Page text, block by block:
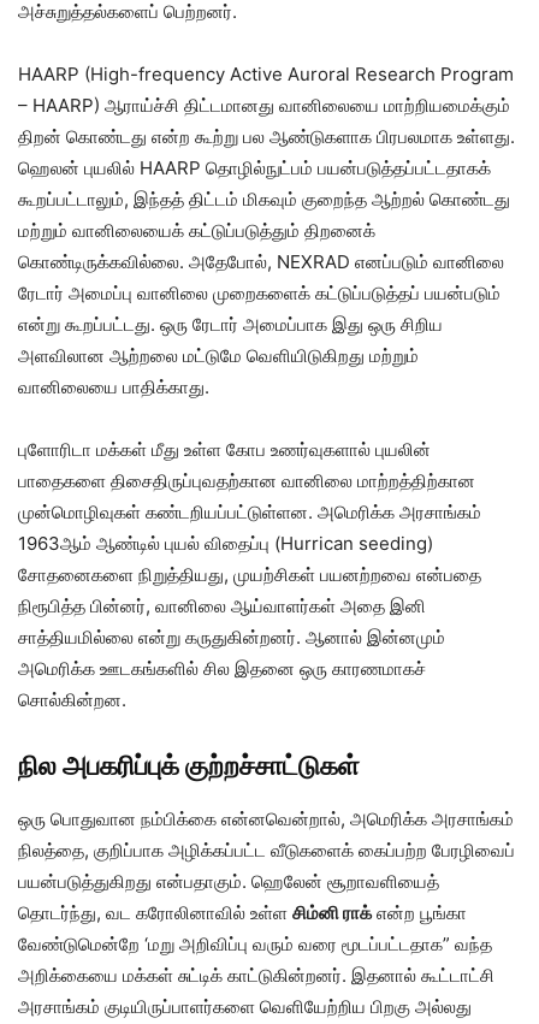
அச்சுறுத்தல்களைப் பெற்றனர்.
HAARP (High-frequency Active Auroral Research Program
– HAARP) ஆராய்ச்சி திட்டமானது வானிலையை மாற்றியமைக்கும்
திறன் கொண்டது என்ற கூற்று பல ஆண்டுகளாக பிரபலமாக உள்ளது.
ஹெலன் புயலில் HAARP தொழில்நுட்பம் பயன்படுத்தப்பட்டதாகக்
கூறப்பட்டாலும், இந்தத் திட்டம் மிகவும் குறைந்த ஆற்றல் கொண்டது
மற்றும் வானிலையைக் கட்டுப்படுத்தும் திறனைக்
கொண்டிருக்கவில்லை. அதேபோல், NEXRAD எனப்படும் வானிலை
ரேடார் அமைப்பு வானிலை முறைகளைக் கட்டுப்படுத்தப் பயன்படும்
என்று கூறப்பட்டது. ஒரு ரேடார் அமைப்பாக இது ஒரு சிறிய
அளவிலான ஆற்றலை மட்டுமே வெளியிடுகிறது மற்றும்
வானிலையை பாதிக்காது.
புளோரிடா மக்கள் மீது உள்ள கோப உணர்வுகளால் புயலின்
பாதைகளை திசைதிருப்புவதற்கான வானிலை மாற்றத்திற்கான
முன்மொழிவுகள் கண்டறியப்பட்டுள்ளன. அமெரிக்க அரசாங்கம்
1963ஆம் ஆண்டில் புயல் விதைப்பு (Hurrican seeding)
சோதனைகளை நிறுத்தியது, முயற்சிகள் பயனற்றவை என்பதை
நிரூபித்த பின்னர், வானிலை ஆய்வாளர்கள் அதை இனி
சாத்தியமில்லை என்று கருதுகின்றனர். ஆனால் இன்னமும்
அமெரிக்க ஊடகங்களில் சில இதனை ஒரு காரணமாகச்
சொல்கின்றன.
நில அபகரிப்புக் குற்றச்சாட்டுகள்
ஒரு பொதுவான நம்பிக்கை என்னவென்றால், அமெரிக்க அரசாங்கம்
நிலத்தை, குறிப்பாக அழிக்கப்பட்ட வீடுகளைக் கைப்பற்ற பேரழிவைப்
பயன்படுத்துகிறது என்பதாகும். ஹெலேன் சூறாவளியைத்
தொடர்ந்து, வட கரோலினாவில் உள்ள சிம்னி ராக்என்ற பூங்கா
வேண்டுமென்றே ‘மறு அறிவிப்பு வரும் வரை மூடப்பட்டதாக” வந்த
அறிக்கையை மக்கள் சுட்டிக் காட்டுகின்றனர். இதனால் கூட்டாட்சி
அரசாங்கம் குடியிருப்பாளர்களை வெளியேற்றிய பிறகு அல்லது